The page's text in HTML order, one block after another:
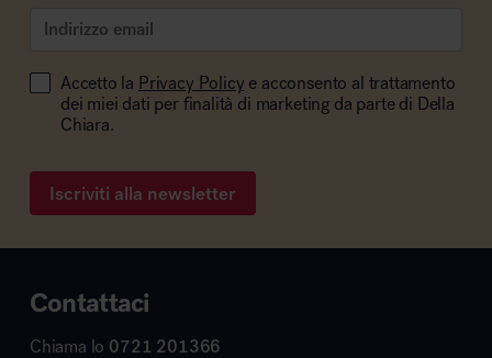
Accetto la Privacy Policy e acconsento al trattamento
dei miei dati per finalità di marketing da parte di Della
Chiara.
Iscriviti alla newsletter
Contattaci
Chiama lo 0721 201366